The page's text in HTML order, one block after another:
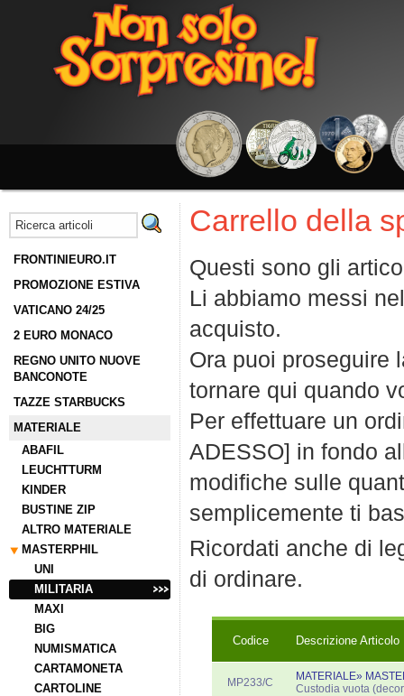
FRONTINIEURO.IT
PROMOZIONE ESTIVA
VATICANO 24/25
2 EURO MONACO
REGNO UNITO NUOVE
BANCONOTE
TAZZE STARBUCKS
MATERIALE
ABAFIL
LEUCHTTURM
KINDER
BUSTINE ZIP
ALTRO MATERIALE
MASTERPHIL
UNI
MILITARIA
MAXI
BIG
NUMISMATICA
CARTAMONETA
CARTOLINE
Carrello della
Questi sono gli
Li abbiamo messi
acquisto.
Ora puoi proseguire
tornare qui quando
Per effettuare un
ADESSO] in fondo
modifiche sulle
semplicemente ti
Ricordati anche di
di ordinare.
Codice Descrizione Articolo
MP233/C
MATERIALE»
Custodia vuota